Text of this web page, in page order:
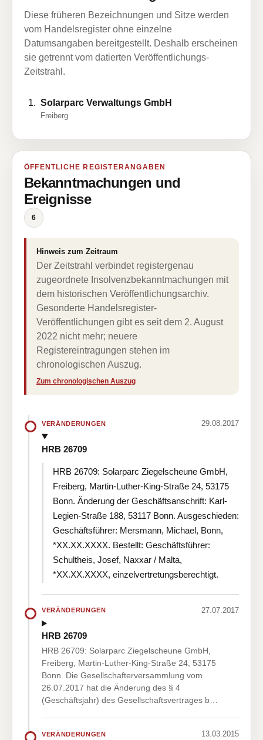
Diese früheren Bezeichnungen und Sitze werden
vom Handelsregister ohne einzelne
Datumsangaben bereitgestellt. Deshalb erscheinen
sie getrennt vom datierten Veröffentlichungs-
Zeitstrahl.
Solarparc Verwaltungs GmbH
Freiberg
ÖFFENTLICHE REGISTERANGABEN
Bekanntmachungen und
Ereignisse
6
Hinweis zum Zeitraum
Der Zeitstrahl verbindet registergenau
zugeordnete Insolvenzbekanntmachungen mit
dem historischen Veröffentlichungsarchiv.
Gesonderte Handelsregister-
Veröffentlichungen gibt es seit dem 2. August
2022 nicht mehr; neuere
Registereintragungen stehen im
chronologischen Auszug.
Zum chronologischen Auszug
VERÄNDERUNGEN 29.08.2017
HRB 26709
HRB 26709: Solarparc Ziegelscheune GmbH,
Freiberg, Martin-Luther-King-Straße 24, 53175
Bonn. Änderung der Geschäftsanschrift: Karl-
Legien-Straße 188, 53117 Bonn. Ausgeschieden:
Geschäftsführer: Mersmann, Michael, Bonn,
*XX.XX.XXXX. Bestellt: Geschäftsführer:
Schultheis, Josef, Naxxar / Malta,
*XX.XX.XXXX, einzelvertretungsberechtigt.
VERÄNDERUNGEN 27.07.2017
HRB 26709
HRB 26709: Solarparc Ziegelscheune GmbH,
Freiberg, Martin-Luther-King-Straße 24, 53175
Bonn. Die Gesellschafterversammlung vom
26.07.2017 hat die Änderung des § 4
(Geschäftsjahr) des Gesellschaftsvertrages b…
VERÄNDERUNGEN 13.03.2015